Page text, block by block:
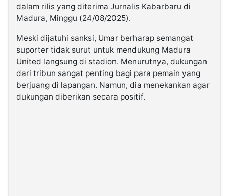
dalam rilis yang diterima Jurnalis Kabarbaru di
Madura, Minggu (24/08/2025).
Meski dijatuhi sanksi, Umar berharap semangat
suporter tidak surut untuk mendukung Madura
United langsung di stadion. Menurutnya, dukungan
dari tribun sangat penting bagi para pemain yang
berjuang di lapangan. Namun, dia menekankan agar
dukungan diberikan secara positif.